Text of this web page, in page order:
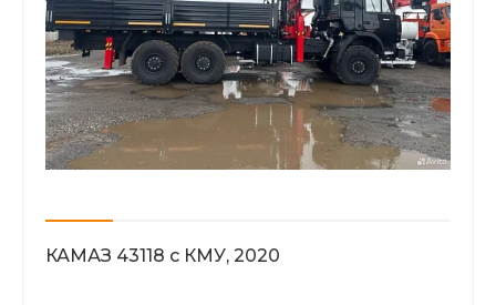
КАМАЗ 43118 с КМУ, 2020